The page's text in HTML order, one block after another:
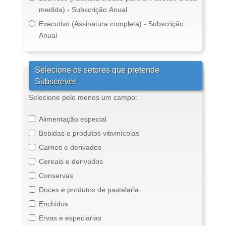
medida) - Subscrição Anual
Executivo (Assinatura completa) - Subscrição
Anual
Selecione os setores que pretende
Subscrever
Selecione pelo menos um campo:
Alimentação especial
Bebidas e produtos vitivinícolas
Carnes e derivados
Cereais e derivados
Conservas
Doces e produtos de pastelaria
Enchidos
Ervas e especiarias